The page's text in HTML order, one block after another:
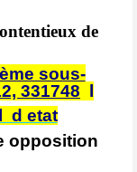
de
sous-
331748 l
d etat
opposition